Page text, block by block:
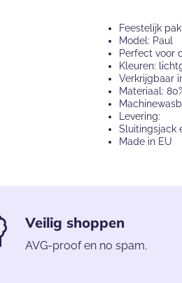
Feestelijk
Model: Paul
Perfect voor
Kleuren:
Verkrijgbaar
Materiaal:
Levering:
Sluitingsjack
Made in EU
Veilig shoppen
AVG-proof en no spam.